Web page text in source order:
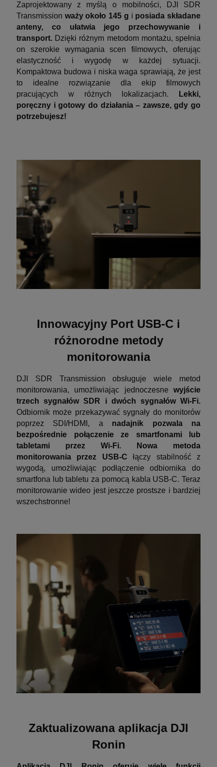
Zaprojektowany z myślą o mobilności, DJI SDR
Transmission waży około 145 g i posiada składane
anteny, co ułatwia jego przechowywanie i
transport. Dzięki różnym metodom montażu, spełnia
on szerokie wymagania scen filmowych, oferując
elastyczność i wygodę w każdej sytuacji.
Kompaktowa budowa i niska waga sprawiają, że jest
to idealne rozwiązanie dla ekip filmowych
pracujących w różnych lokalizacjach.
Lekki,
poręczny i gotowy do działania – zawsze, gdy go
potrzebujesz!
Innowacyjny Port USB-C i
różnorodne metody
monitorowania
DJI SDR Transmission obsługuje wiele metod
monitorowania, umożliwiając jednoczesne wyjście
trzech sygnałów SDR i dwóch sygnałów Wi-Fi.
Odbiornik może przekazywać sygnały do monitorów
poprzez SDI/HDMI, a nadajnik pozwala na
bezpośrednie połączenie ze smartfonami lub
tabletami przez Wi-Fi. Nowa metoda
monitorowania przez USB-C łączy stabilność z
wygodą, umożliwiając podłączenie odbiornika do
smartfona lub tabletu za pomocą kabla USB-C. Teraz
monitorowanie wideo jest jeszcze prostsze i bardziej
wszechstronne!
Zaktualizowana aplikacja DJI
Ronin